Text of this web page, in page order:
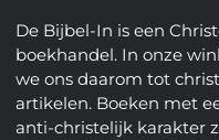
De Bijbel-In is een
boekhandel. In onze
we ons daarom tot
artikelen. Boeken met
anti-christelijk karakter